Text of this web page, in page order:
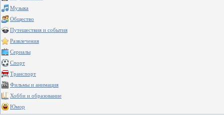
Музыка
Общество
Путешествия и события
Развлечения
Сериалы
Спорт
Транспорт
Фильмы и анимация
Хобби и образование
Юмор